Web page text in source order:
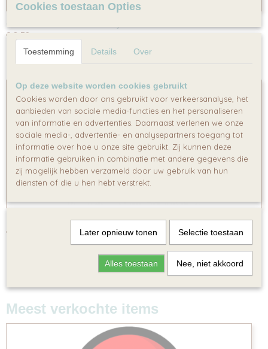
€ 3,50
Super Mario Traktatiezakje
€ 0,50
Meest verkochte items
Cookies toestaan Opties
Toestemming Details Over
Op deze website worden cookies gebruikt
Cookies worden door ons gebruikt voor verkeersanalyse, het
aanbieden van sociale media-functies en het personaliseren
van informatie en advertenties. Daarnaast verlenen we onze
sociale media-, advertentie- en analysepartners toegang tot
informatie over hoe u onze site gebruikt. Zij kunnen deze
informatie gebruiken in combinatie met andere gegevens die
zij mogelijk hebben verzameld door uw gebruik van hun
diensten of die u hen hebt verstrekt.
Later opnieuw tonen Selectie toestaan
Alles toestaan Nee, niet akkoord